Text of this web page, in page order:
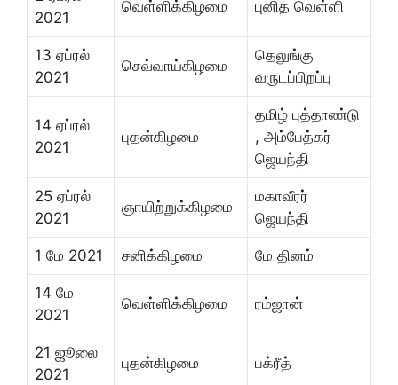
2021
வெள்ளிக்கிழமை புனித வெள்ளி
13 ஏப்ரல்
2021
செவ்வாய்கிழமை
தெலுங்கு
வருடப்பிறப்பு
14 ஏப்ரல்
2021
புதன்கிழமை
தமிழ் புத்தாண்டு
, அம்பேத்கர்
ஜெயந்தி
25 ஏப்ரல்
2021
ஞாயிற்றுக்கிழமை
மகாவீரர்
ஜெயந்தி
1 மே 2021 சனிக்கிழமை மே தினம்
14 மே
2021
வெள்ளிக்கிழமை ரம்ஜான்
21 ஜூலை
2021
புதன்கிழமை பக்ரீத்